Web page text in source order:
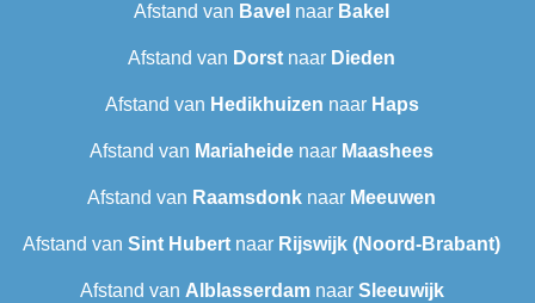
Afstand van Bavel naar Bakel
Afstand van Dorst naar Dieden
Afstand van Hedikhuizen naar Haps
Afstand van Mariaheide naar Maashees
Afstand van Raamsdonk naar Meeuwen
Afstand van Sint Hubert naar Rijswijk (Noord-Brabant)
Afstand van Alblasserdamnaar Sleeuwijk